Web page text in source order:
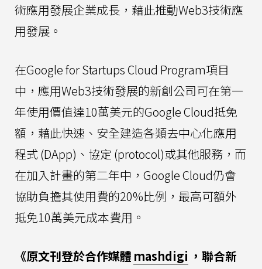
術應用發展企業成長，藉此推動Web3技術應
用發展。
在Google for Startups Cloud Program項目
中，應用Web3技術發展的新創公司可在第一
年使用價值達10萬美元的Google Cloud抵免
額，藉此快速、安全建造各類去中心化應用
程式 (DApp)、協定 (protocol)或其他服務，而
在加入計畫的第二年中，Google Cloud仍會
協助負擔其使用費的20%比例，最高可額外
抵免10萬美元成本費用。
《原文刊登於合作媒體 mashdigi ，聯合新